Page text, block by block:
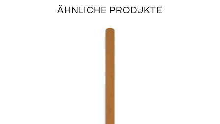
ÄHNLICHE PRODUKTE